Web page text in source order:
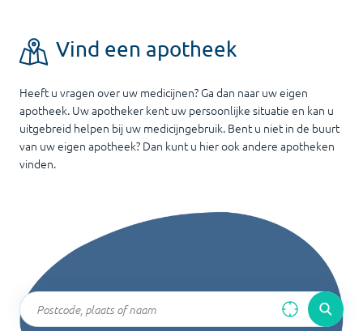
Vind een apotheek
Heeft u vragen over uw medicijnen? Ga dan naar uw eigen
apotheek. Uw apotheker kent uw persoonlijke situatie en kan u
uitgebreid helpen bij uw medicijngebruik. Bent u niet in de buurt
van uw eigen apotheek? Dan kunt u hier ook andere apotheken
vinden.